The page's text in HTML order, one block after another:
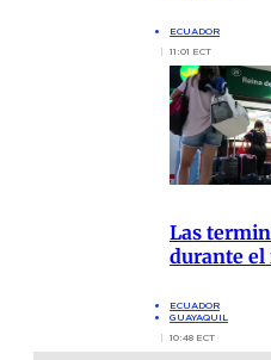
ECUADOR
11:01 ECT
Las
durante el
ECUADOR
GUAYAQUIL
10:48 ECT